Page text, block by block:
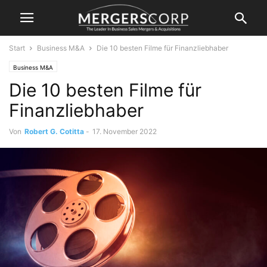
Start Business M&A Die 10 besten Filme für Finanzliebhaber
Business M&A
Die 10 besten Filme für
Finanzliebhaber
Von Robert G. Cotitta - 17. November 2022